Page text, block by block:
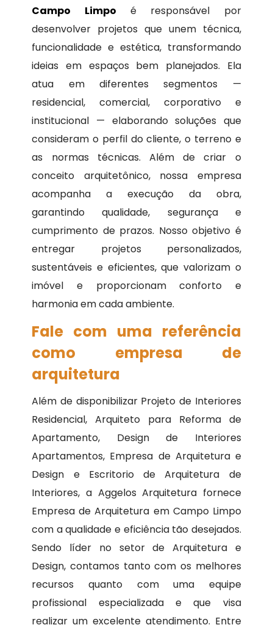
Campo Limpo é responsável por
desenvolver projetos que unem técnica,
funcionalidade e estética, transformando
ideias em espaços bem planejados. Ela
atua em diferentes segmentos —
residencial, comercial, corporativo e
institucional — elaborando soluções que
consideram o perfil do cliente, o terreno e
as normas técnicas. Além de criar o
conceito arquitetônico, nossa empresa
acompanha a execução da obra,
garantindo qualidade, segurança e
cumprimento de prazos. Nosso objetivo é
entregar projetos personalizados,
sustentáveis e eficientes, que valorizam o
imóvel e proporcionam conforto e
harmonia em cada ambiente.
Fale com uma referência
como empresa de
arquitetura
Além de disponibilizar Projeto de Interiores
Residencial, Arquiteto para Reforma de
Apartamento, Design de Interiores
Apartamentos, Empresa de Arquitetura e
Design e Escritorio de Arquitetura de
Interiores, a Aggelos Arquitetura fornece
Empresa de Arquitetura em Campo Limpo
com a qualidade e eficiência tão desejados.
Sendo líder no setor de Arquitetura e
Design, contamos tanto com os melhores
recursos quanto com uma equipe
profissional especializada e que visa
realizar um excelente atendimento. Entre